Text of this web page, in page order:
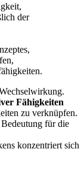
der
Fähigkeiten
zu verknüpfen.
für die
konzentriert sich